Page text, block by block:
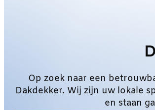
Op zoek naar een
Dakdekker. Wij zijn uw lokale
en staan